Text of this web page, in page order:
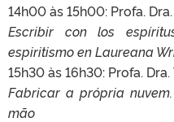
14h00 às 15h00: Profa.
Escribir con los
espiritismo en Laureana
15h30 às 16h30: Profa.
Fabricar a própria
mão